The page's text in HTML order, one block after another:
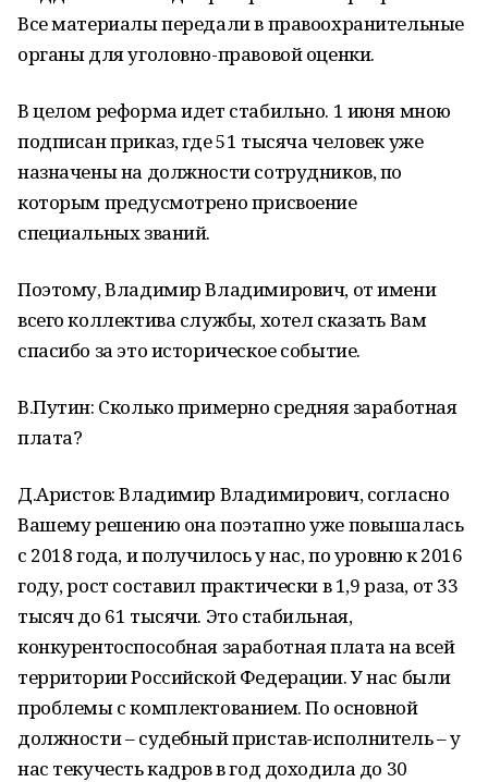
Все материалы передали в правоохранительные
органы для уголовно-правовой оценки.
В целом реформа идет стабильно. 1 июня мною
подписан приказ, где 51 тысяча человек уже
назначены на должности сотрудников, по
которым предусмотрено присвоение
специальных званий.
Поэтому, Владимир Владимирович, от имени
всего коллектива службы, хотел сказать Вам
спасибо за это историческое событие.
В.Путин: Сколько примерно средняя заработная
плата?
Д.Аристов: Владимир Владимирович, согласно
Вашему решению она поэтапно уже повышалась
с 2018 года, и получилось у нас, по уровню к 2016
году, рост составил практически в 1,9 раза, от 33
тысяч до 61 тысячи. Это стабильная,
конкурентоспособная заработная плата на всей
территории Российской Федерации. У нас были
проблемы с комплектованием. По основной
должности – судебный пристав-исполнитель – у
нас текучесть кадров в год доходила до 30